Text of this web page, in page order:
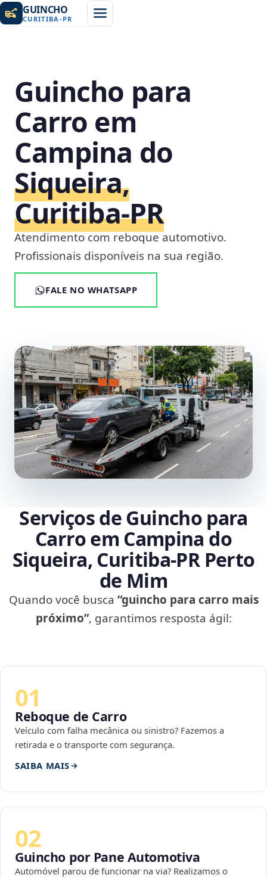
GUINCHO
CURITIBA -PR
Guincho para
Carro em
Campina do
Siqueira,
Curitiba‑PR
Atendimento com reboque automotivo.
Profissionais disponíveis na sua região.
FALE NO WHATSAPP
Serviços de Guincho para
Carro em Campina do
Siqueira, Curitiba‑PR Perto
de Mim
Quando você busca “guincho para carro mais
próximo”, garantimos resposta ágil:
01
Reboque de Carro
Veículo com falha mecânica ou sinistro? Fazemos a
retirada e o transporte com segurança.
SAIBA MAIS
02
Guincho por Pane Automotiva
Automóvel parou de funcionar na via? Realizamos o